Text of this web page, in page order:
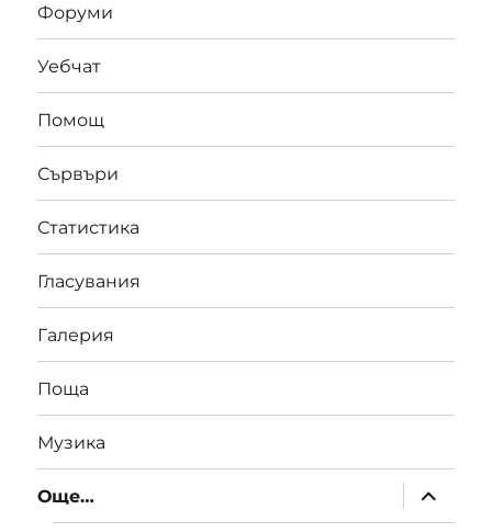
Форуми
Уебчат
Помощ
Сървъри
Статистика
Гласувания
Галерия
Поща
Музика
Още…